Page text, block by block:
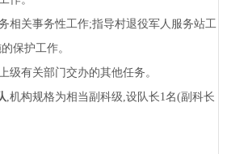
关事务性工作;指导村退役军人服务站工
保护工作。
有关部门交办的其他任务。
,机构规格为相当副科级,设队长1名(副科长